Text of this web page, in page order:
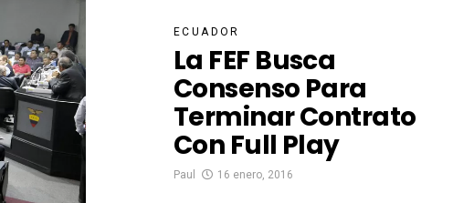
ECUADOR
La FEF Busca
Consenso Para
Terminar Contrato
Con Full Play
Paul 16 enero, 2016